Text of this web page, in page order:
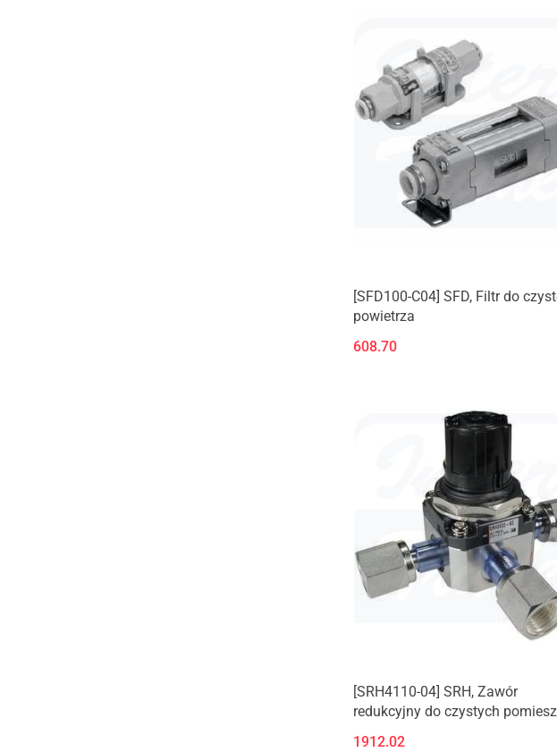
[SFD100-C04] SFD, Filtr do
powietrza
608.70
[SRH4110-04] SRH, Zawór
redukcyjny do czystych
1912.02